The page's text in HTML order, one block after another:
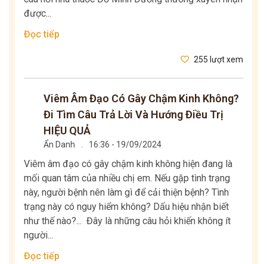
được...
Đọc tiếp
255 lượt xem
Viêm Âm Đạo Có Gây Chậm Kinh Không?
Đi Tìm Câu Trả Lời Và Hướng Điều Trị
HIỆU QUẢ
Ẩn Danh 16:36 - 19/09/2024
Viêm âm đạo có gây chậm kinh không hiện đang là
mối quan tâm của nhiều chị em. Nếu gặp tình trạng
này, người bệnh nên làm gì để cải thiện bệnh? Tình
trạng này có nguy hiểm không? Dấu hiệu nhận biết
như thế nào?... Đây là những câu hỏi khiến không ít
người...
Đọc tiếp